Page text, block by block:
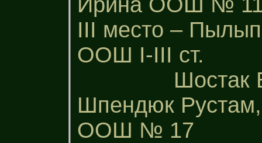
ІІІ место –
ООШ І-ІІІ ст.
Шостак
Шпендюк
ООШ № 17